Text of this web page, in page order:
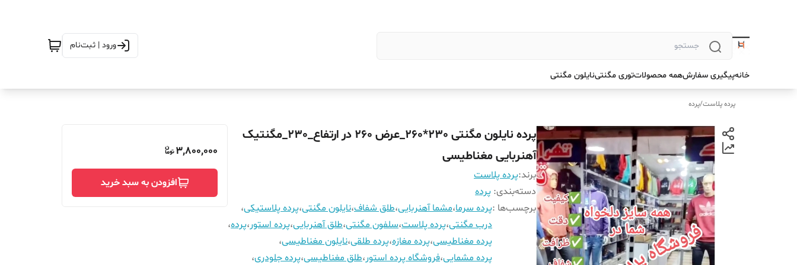
ورود | ثبت‌نام
خانهپیگیری سفارشهمه محصولاتتوری مگنتینایلون مگنتی
پرده پلاست/پرده
پرده نایلون مگنتی 230*260_عرض 260 در ارتفاع_230_مگنتیک
آهنربایی مغناطیسی
برند:پرده پلاست
دسته‌بندی: پرده
برچسب‌ها :پرده سرما،مشما آهنربایی،طلق شفاف،نایلون مگنتی،پرده پلاستیکی،
درب مگنتی،پرده پلاست،سلفون مگنتی،طلق آهنربایی،پرده استور،پرده،
پرده مغناطیسی،پرده مغازه،پرده طلقی،نایلون مغناطیسی،
پرده مشمایی،فروشگاه پرده استور،طلق مغناطیسی،پرده جلودری،
3,800,000
افزودن به سبد خرید